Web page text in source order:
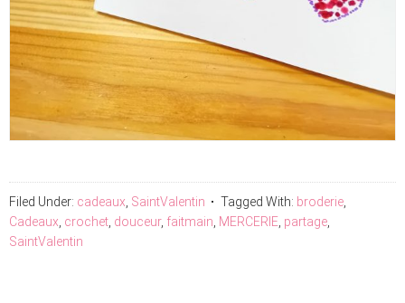
Filed Under: cadeaux, SaintValentin Tagged With: broderie,
Cadeaux, crochet, douceur, faitmain, MERCERIE, partage,
SaintValentin